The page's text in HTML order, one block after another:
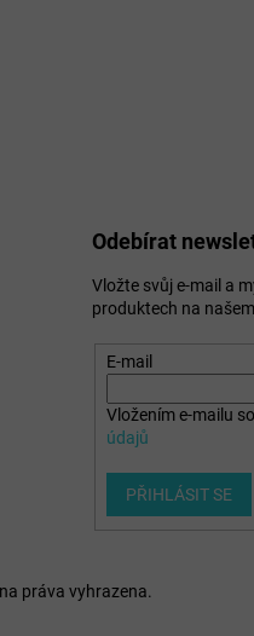
Odebírat
Vložte svůj e-mail a
produktech na
E-mail
Vložením e-mailu
údajů
PŘIHLÁSIT SE
práva vyhrazena.